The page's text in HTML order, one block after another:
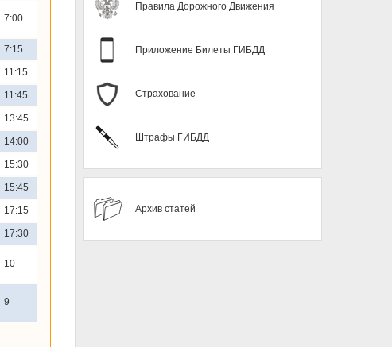
7:00
7:15
11:15
11:45
13:45
14:00
15:30
15:45
17:15
17:30
10
9
Правила Дорожного Движения
Приложение Билеты ГИБДД
Страхование
Штрафы ГИБДД
Архив статей